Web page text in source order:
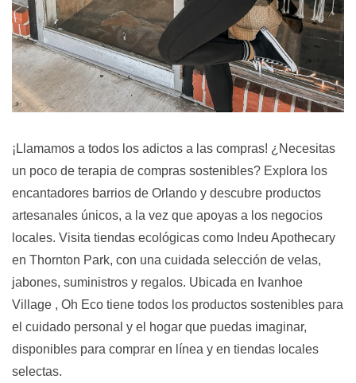
¡Llamamos a todos los adictos a las compras! ¿Necesitas
un poco de terapia de compras sostenibles? Explora los
encantadores barrios de Orlando y descubre productos
artesanales únicos, a la vez que apoyas a los negocios
locales. Visita tiendas ecológicas como Indeu Apothecary
en Thornton Park, con una cuidada selección de velas,
jabones, suministros y regalos. Ubicada en Ivanhoe
Village , Oh Eco tiene todos los productos sostenibles para
el cuidado personal y el hogar que puedas imaginar,
disponibles para comprar en línea y en tiendas locales
selectas.